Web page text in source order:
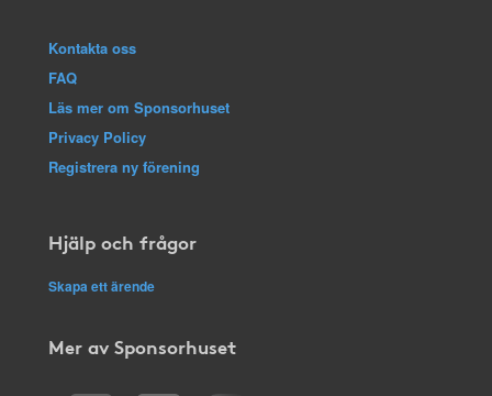
Kontakta oss
FAQ
Läs mer om Sponsorhuset
Privacy Policy
Registrera ny förening
Hjälp och frågor
Skapa ett ärende
Mer av Sponsorhuset